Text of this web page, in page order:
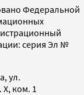
Федеральной
серия Эл №
ул.
ком. 1